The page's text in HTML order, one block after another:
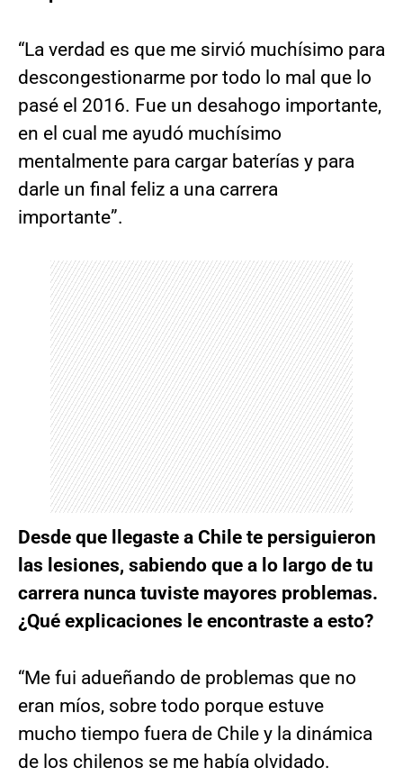
“La verdad es que me sirvió muchísimo para
descongestionarme por todo lo mal que lo
pasé el 2016. Fue un desahogo importante,
en el cual me ayudó muchísimo
mentalmente para cargar baterías y para
darle un final feliz a una carrera
importante”.
Desde que llegaste a Chile te persiguieron
las lesiones, sabiendo que a lo largo de tu
carrera nunca tuviste mayores problemas.
¿Qué explicaciones le encontraste a esto?
“Me fui adueñando de problemas que no
eran míos, sobre todo porque estuve
mucho tiempo fuera de Chile y la dinámica
de los chilenos se me había olvidado.